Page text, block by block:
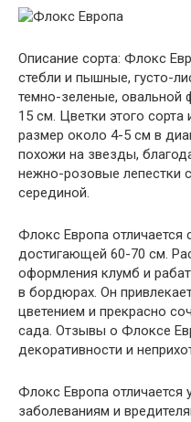
Описание сорта: Флокс
стебли и пышные, густо-
темно-зеленые, овальной
15 см. Цветки этого
размер около 4-5 см в
похожи на звезды,
нежно-розовые лепестки
серединой.
Флокс Европа
достигающей 60-70 см.
оформления клумб и
в бордюрах. Он
цветением и прекрасно
сада. Отзывы о Флоксе
декоративности и
Флокс Европа отличается
заболеваниям и